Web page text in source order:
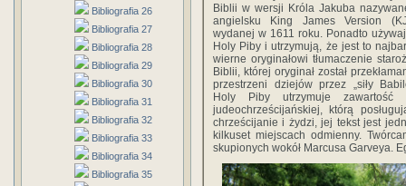
Bibliografia 26
Bibliografia 27
Bibliografia 28
Bibliografia 29
Bibliografia 30
Bibliografia 31
Bibliografia 32
Bibliografia 33
Bibliografia 34
Bibliografia 35
Biblii w wersji Króla Jakuba
angielsku King James Version
wydanej w 1611 roku. Ponadto
Holy Piby i utrzymują, że jest to
wierne oryginałowi tłumaczenie
Biblii, której oryginał został
przestrzeni dziejów przez „siły
Holy Piby utrzymuje zawartość
judeochrześcijańskiej, którą
chrześcijanie i żydzi, jej tekst jest
kilkuset miejscach odmienny.
skupionych wokół Marcusa Garveya.